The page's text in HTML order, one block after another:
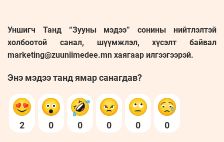
Уншигч Танд “Зууны мэдээ” сонины нийтлэлтэй
холбоотой санал, шүүмжлэл, хүсэлт байвал
marketing@zuuniimedee.mn хаягаар илгээгээрэй.
Энэ мэдээ танд ямар санагдав?
2 0 0 0 0 0